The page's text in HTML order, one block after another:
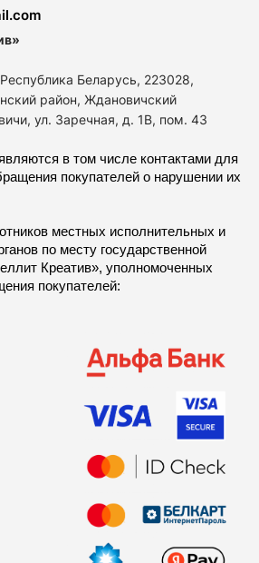
Беларусь, 223028,
район, Ждановичский
ул. Заречная, д. 1В, пом. 43
в том числе контактами для
покупателей о нарушении их
местных исполнительных и
по месту государственной
Креатив», уполномоченных
покупателей: